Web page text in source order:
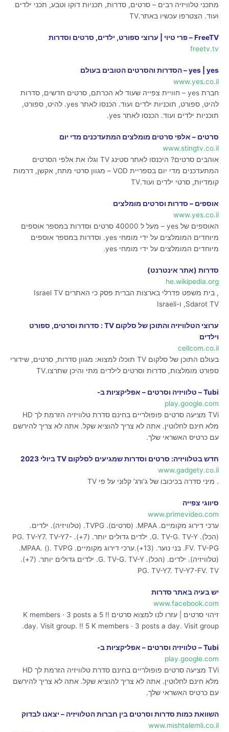
מתכני טלוויזיה רבים – סרטים, סדרות, תכניות דוקו וטבע, תכני ילדים
ועוד. הצטרפו עכשיו באתר.TV
FreeTV – פרי טיוי | ערוצי ספורט, ילדים, סרטים וסדרות
freetv.tv
yes | yes – הסדרות והסרטים הטובים בעולם
www.yes.co.il
חברת yes – חוויית צפייה שעוד לא הכרתם, סרטים חדשים, סדרות
להיט, ספורט, תוכניות ילדים ועוד. הכנסו לאתר yes. להיט, ספורט,
תוכניות ילדים ועוד. הכנסו לאתר yes.
סרטים – אלפי סרטים מומלצים המתעדכנים מדי יום
www.stingtv.co.il
אוהבים סרטים? היכנסו לאתר סטינג TV וגלו את אלפי הסרטים
המתעדכנים מדי יום בספריית VOD – מגוון סרטי מתח, אקשן, דרמות
קומדיות, סרטי ילדים ועוד.TV
אוספים – סדרות וסרטים מומלצים
www.yes.co.il
האוספים של yes – מעל ל 40000 סרטים וסדרות במספר אוספים
מיוחדים המומלצים על ידי מומחי yes. וסדרות במספר אוספים
מיוחדים המומלצים על ידי מומחי yes.
סדרות (אתר אינטרנט)
he.wikipedia.org
, בית משפט פדרלי בארצות הברית פסק כי האתרים Israel TV
,Sdarot TV ו-Israeli
ערוצי הטלוויזיה והתוכן של סלקום TV : סדרות וסרטים, ספורט
וילדים
cellcom.co.il
בעולם התוכן של סלקום TV תוכלו למצוא: מגוון סדרות, סרטים, שידורי
ספורט מומלצות, סדרות וסרטים לילדים מתי והיכן שתרצו.TV
Tubi – טלוויזיה וסרטים – אפליקציות ב-
play.google.com
TVi מציעה סרטים פופולריים בחינם סדרת טלוויזיה הזרמת לך HD
מלא חינם לחלוטין. אתה לא צריך להוציא שקל. אתה לא צריך להירשם
עם כרטיס האשראי שלך.
חדש בטלוויזיה: סרטים וסדרות שמגיעים לסלקום TV ביולי 2023
www.gadgety.co.il
. מיני סדרה בכיכובו של ג’ורג’ קלוני על פי TV
סיווגי צפייה
www.primevideo.com
ערכי דירוג מקומיים. MPAA. (סרטים). TVPG. (טלוויזיה). ילדים.
(הכל). G. TV-G. TV-Y. ילדים גדולים יותר. (7‏+). PG. TV-Y7. TV-Y7-
FV. TV-PG. בני נוער. (13‏+).ערכי דירוג מקומיים. MPAA. (). TVPG.
(טלוויזיה). ילדים. (הכל). G. TV-G. TV-Y. ילדים גדולים יותר. (7‏+).
PG. TV-Y7. TV-Y7-FV. TV
יש בעיה באתר סדרות
www.facebook.com
זיהוי סרטים | עזרו לנו למצוא סרטים !! 5 K members · 3 posts a
day. Visit group. !! 5 K members · 3 posts a day. Visit group.
Tubi – טלוויזיה וסרטים – אפליקציות ב-
play.google.com
TVi מציעה סרטים פופולריים בחינם סדרת טלוויזיה הזרמת לך HD
מלא חינם לחלוטין. אתה לא צריך להוציא שקל. אתה לא צריך להירשם
עם כרטיס האשראי שלך.
השוואת כמות סדרות וסרטים בין חברות הטלוויזיה – יצאנו לבדוק
www.mishtalemli.co.il